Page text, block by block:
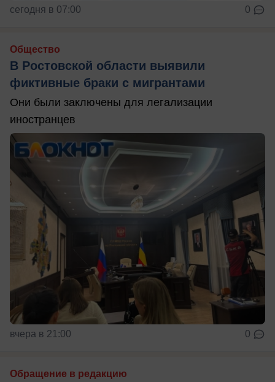
сегодня в 07:00 0
Общество
В Ростовской области выявили
фиктивные браки с мигрантами
Они были заключены для легализации
иностранцев
вчера в 21:00 0
Обращение в редакцию